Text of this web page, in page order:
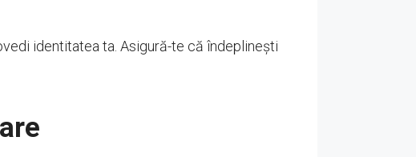
identitatea ta. Asigură-te că îndeplinești